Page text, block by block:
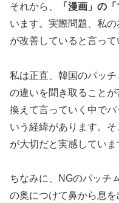
それから、 「漫画」の「
います。実際問題、私
が改善していると言って
私は正直、韓国のパッ
の違いを聞き取ること
換えて言っていく中で
いう経緯があります。
が大切だと実感していま
ちなみに、NGのパッチ
の奥につけて鼻から息